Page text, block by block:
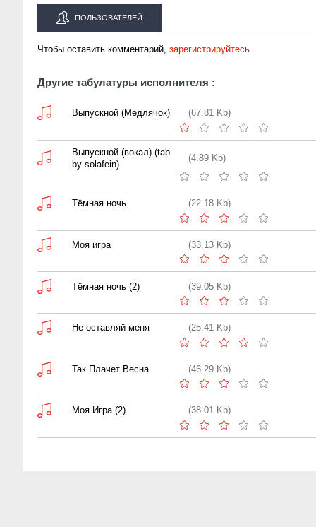
ПОЛЬЗОВАТЕЛЕЙ
Чтобы оставить комментарий, зарегистрируйтесь
Другие табулатуры исполнителя :
Выпускной (Медлячок) (67.81 Kb)
Выпускной (вокал) (tab
by solafein)
(4.89 Kb)
Тёмная ночь (22.18 Kb)
Моя игра (33.13 Kb)
Тёмная ночь (2) (39.05 Kb)
Не оставляй меня (25.41 Kb)
Так Плачет Весна (46.29 Kb)
Моя Игра (2) (38.01 Kb)